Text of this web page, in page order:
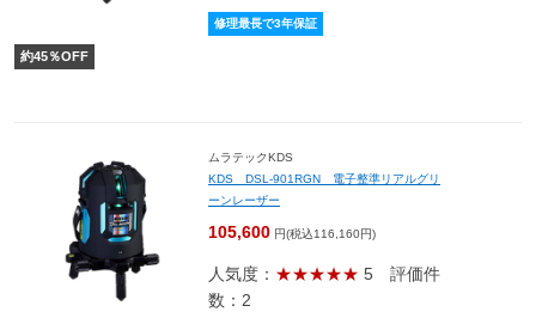
修理最長で3年保証
約45％OFF
ムラテックKDS
KDS DSL-901RGN 電子整準リアルグリ
ーンレーザー
105,600 円(税込116,160円)
人気度： ★★★★★ 5 評価件
数：2